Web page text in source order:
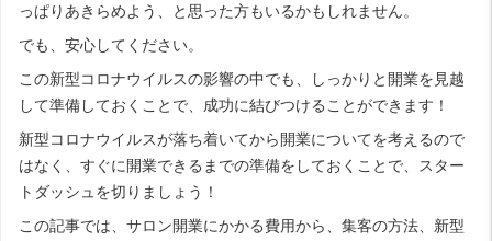
っぱりあきらめよう、と思った方もいるかもしれません。
でも、安心してください。
この新型コロナウイルスの影響の中でも、しっかりと開業を見越
して準備しておくことで、成功に結びつけることができます！
新型コロナウイルスが落ち着いてから開業についてを考えるので
はなく、すぐに開業できるまでの準備をしておくことで、スター
トダッシュを切りましょう！
この記事では、サロン開業にかかる費用から、集客の方法、新型